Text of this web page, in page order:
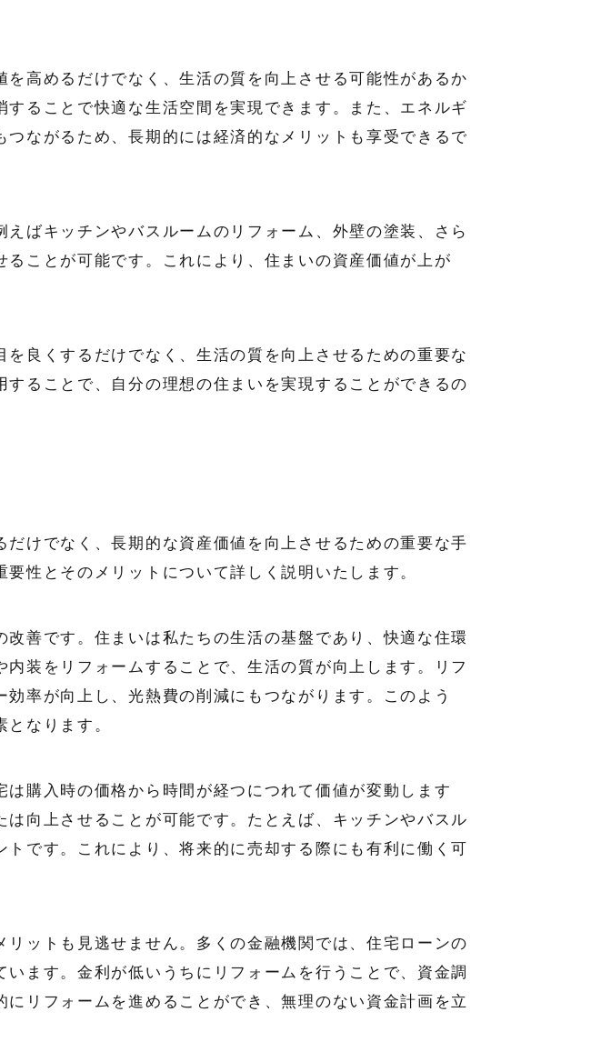
高めるだけでなく、生活の質を向上させる可能性があるか
ることで快適な生活空間を実現できます。また、エネルギ
ながるため、長期的には経済的なメリットも享受できるで
ばキッチンやバスルームのリフォーム、外壁の塗装、さら
ことが可能です。これにより、住まいの資産価値が上が
良くするだけでなく、生活の質を向上させるための重要な
ることで、自分の理想の住まいを実現することができるの
けでなく、長期的な資産価値を向上させるための重要な手
性とそのメリットについて詳しく説明いたします。
善です。住まいは私たちの生活の基盤であり、快適な住環
装をリフォームすることで、生活の質が向上します。リフ
率が向上し、光熱費の削減にもつながります。このよう
なります。
購入時の価格から時間が経つにつれて価値が変動します
向上させることが可能です。たとえば、キッチンやバスル
です。これにより、将来的に売却する際にも有利に働く可
ットも見逃せません。多くの金融機関では、住宅ローンの
ます。金利が低いうちにリフォームを行うことで、資金調
リフォームを進めることができ、無理のない資金計画を立